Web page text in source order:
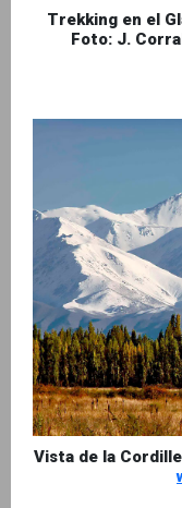
Trekking en el
Foto: J.
Vista de la